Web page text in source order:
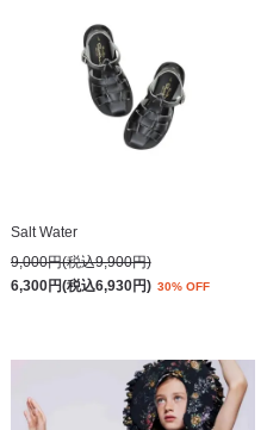
Salt Water
9,000円(税込9,900円)
6,300円(税込6,930円) 30% OFF